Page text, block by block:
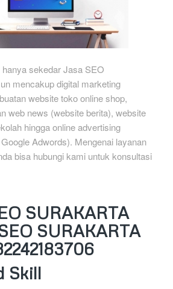
sekedar Jasa SEO
mencakup digital marketing
website toko online shop,
web news (website berita), website
hingga online advertising
Adwords). Mengenai layanan
bisa hubungi kami untuk konsultasi
SURAKARTA
SURAKARTA
Skill